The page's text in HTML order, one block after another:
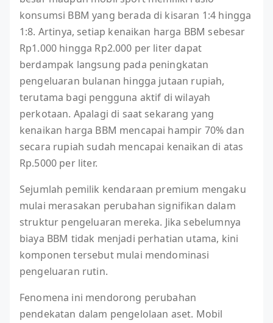
konsumsi BBM yang berada di kisaran 1:4 hingga
1:8. Artinya, setiap kenaikan harga BBM sebesar
Rp1.000 hingga Rp2.000 per liter dapat
berdampak langsung pada peningkatan
pengeluaran bulanan hingga jutaan rupiah,
terutama bagi pengguna aktif di wilayah
perkotaan. Apalagi di saat sekarang yang
kenaikan harga BBM mencapai hampir 70% dan
secara rupiah sudah mencapai kenaikan di atas
Rp.5000 per liter.
Sejumlah pemilik kendaraan premium mengaku
mulai merasakan perubahan signifikan dalam
struktur pengeluaran mereka. Jika sebelumnya
biaya BBM tidak menjadi perhatian utama, kini
komponen tersebut mulai mendominasi
pengeluaran rutin.
Fenomena ini mendorong perubahan
pendekatan dalam pengelolaan aset. Mobil